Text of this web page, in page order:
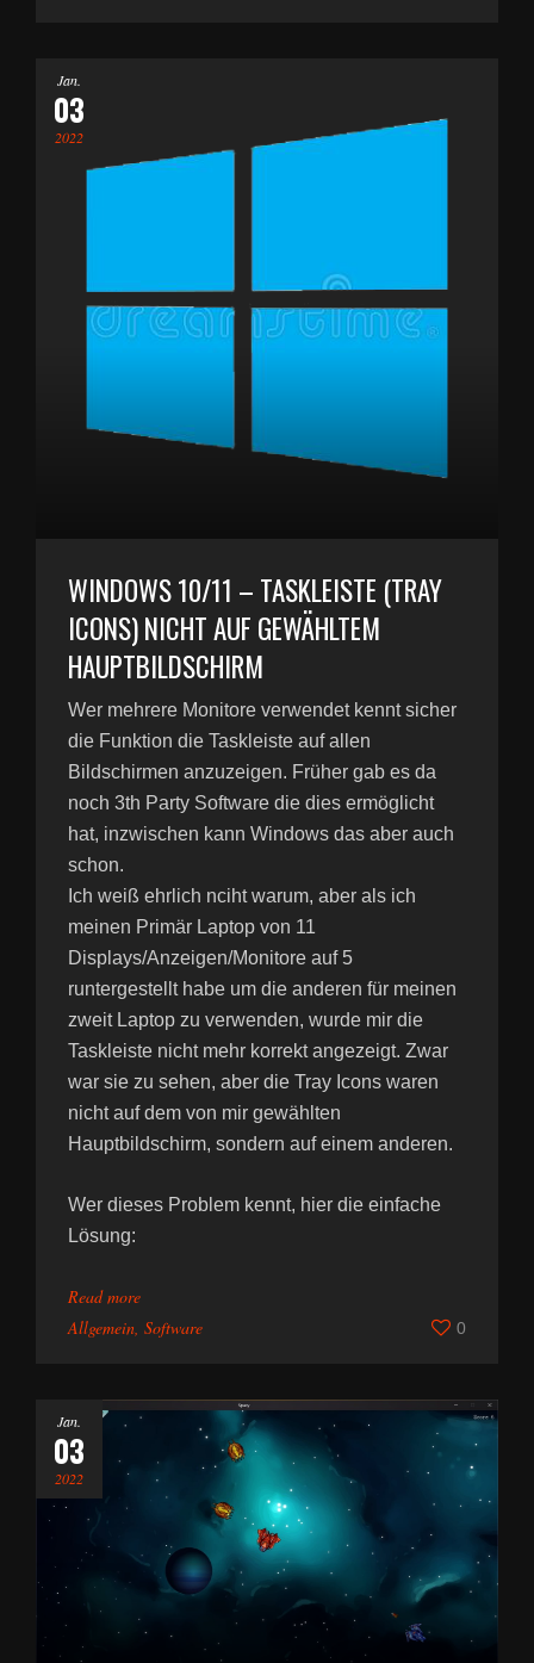
Jan.
03
2022
WINDOWS 10/11 – TASKLEISTE (TRAY
ICONS) NICHT AUF GEWÄHLTEM
HAUPTBILDSCHIRM
Wer mehrere Monitore verwendet kennt sicher
die Funktion die Taskleiste auf allen
Bildschirmen anzuzeigen. Früher gab es da
noch 3th Party Software die dies ermöglicht
hat, inzwischen kann Windows das aber auch
schon.
Ich weiß ehrlich nciht warum, aber als ich
meinen Primär Laptop von 11
Displays/Anzeigen/Monitore auf 5
runtergestellt habe um die anderen für meinen
zweit Laptop zu verwenden, wurde mir die
Taskleiste nicht mehr korrekt angezeigt. Zwar
war sie zu sehen, aber die Tray Icons waren
nicht auf dem von mir gewählten
Hauptbildschirm, sondern auf einem anderen.
Wer dieses Problem kennt, hier die einfache
Lösung:
Read more
Allgemein, Software 0
Jan.
03
2022